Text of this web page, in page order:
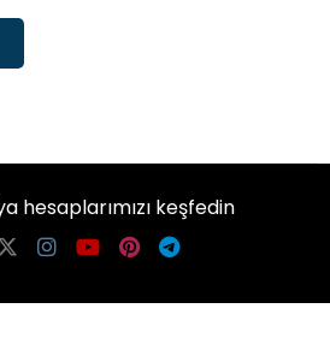
hesaplarımızı keşfedin